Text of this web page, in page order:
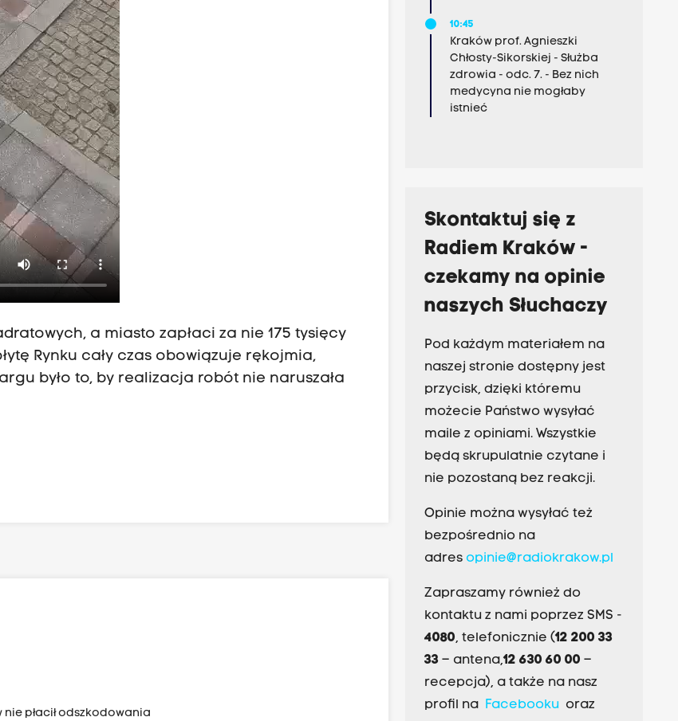
a miasto zapłaci za nie 175 tysięcy
Rynku cały czas obowiązuje rękojmia,
było to, by realizacja robót nie naruszała
płacił odszkodowania
10:45
Kraków prof. Agnieszki
Chłosty-Sikorskiej - Służba
zdrowia - odc. 7. - Bez nich
medycyna nie mogłaby
istnieć
Skontaktuj się z
Radiem Kraków -
czekamy na opinie
naszych Słuchaczy
Pod każdym materiałem na
naszej stronie dostępny jest
przycisk, dzięki któremu
możecie Państwo wysyłać
maile z opiniami. Wszystkie
będą skrupulatnie czytane i
nie pozostaną bez reakcji.
Opinie można wysyłać też
bezpośrednio na
adres opinie@radiokrakow.pl
Zapraszamy również do
kontaktu z nami poprzez SMS -
4080, telefonicznie (12 200 33
33– antena,12 630 60 00 –
recepcja), a także na nasz
profil na Facebookuoraz